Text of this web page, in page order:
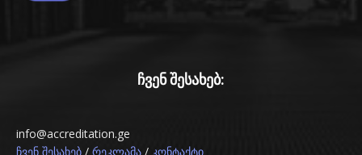
ჩვენ შესახებ:
info@accreditation.ge
ჩვენ შესახებ / რეკლამა / კონტაქტი